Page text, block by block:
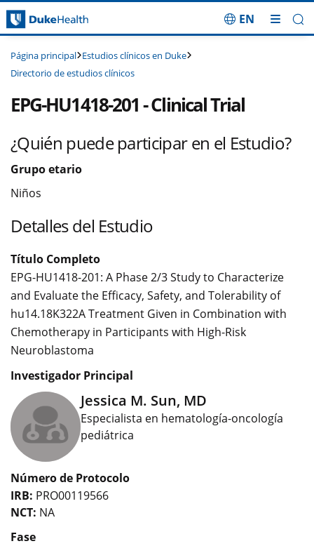
Saltar navegación
EN
Página principal Estudios clínicos en Duke
Directorio de estudios clínicos
EPG-HU1418-201 - Clinical Trial
¿Quién puede participar en el Estudio?
Grupo etario
Niños
Detalles del Estudio
Título Completo
EPG-HU1418-201: A Phase 2/3 Study to Characterize
and Evaluate the Efficacy, Safety, and Tolerability of
hu14.18K322A Treatment Given in Combination with
Chemotherapy in Participants with High-Risk
Neuroblastoma
Investigador Principal
Jessica M. Sun, MD
Especialista en hematología-oncología
pediátrica
Número de Protocolo
IRB: PRO00119566
NCT: NA
Fase